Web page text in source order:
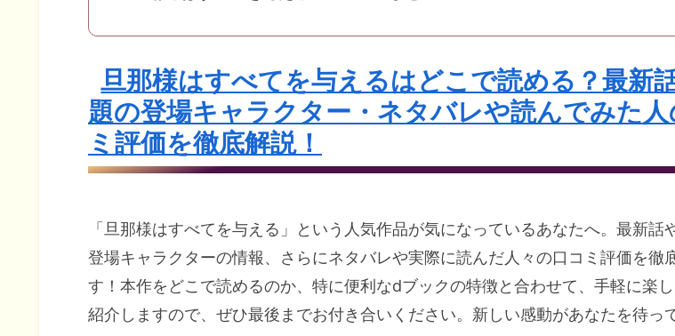
旦那様はすべてを与えるはどこで読める？最新
題の登場キャラクター・ネタバレや読んでみた人
ミ評価を徹底解説！
「旦那様はすべてを与える」という人気作品が気になっているあなたへ。最新話
登場キャラクターの情報、さらにネタバレや実際に読んだ人々の口コミ評価を徹
す！本作をどこで読めるのか、特に便利なdブックの特徴と合わせて、手軽に楽
紹介しますので、ぜひ最後までお付き合いください。新しい感動があなたを待っ